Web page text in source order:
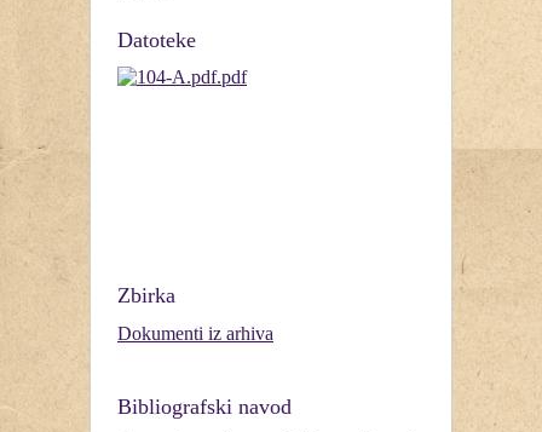
Datoteke
Zbirka
Dokumenti iz arhiva
Bibliografski navod